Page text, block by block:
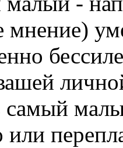
мнение)
самый
или